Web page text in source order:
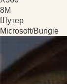
8M
Шутер
Microsoft/Bungie